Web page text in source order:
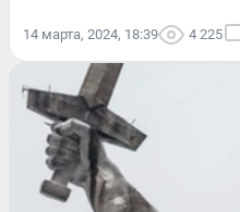
14 марта, 2024, 18:39 4 225